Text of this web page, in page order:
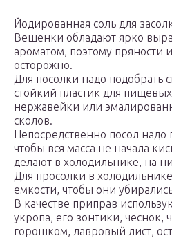
Йодированная соль для
Вешенки обладают ярко
ароматом, поэтому пряности
осторожно.
Для посолки надо подобрать
стойкий пластик для
нержавейки или
сколов.
Непосредственно посол надо
чтобы вся масса не начала
делают в холодильнике, на
Для просолки в
емкости, чтобы они
В качестве приправ
укропа, его зонтики, чеснок,
горошком, лавровый лист,